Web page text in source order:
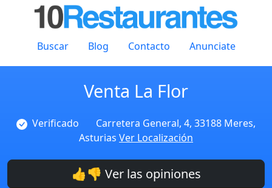
Buscar Blog Contacto Anunciate
Venta La Flor
Verificado
Carretera General, 4, 33188 Meres,
Asturias Ver Localización
👍👎 Ver las opiniones